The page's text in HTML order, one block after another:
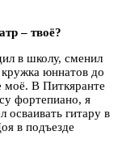
– твоё?
в школу, сменил
юннатов до
моё. В Питкяранте
фортепиано, я
гитару в
в подъезде